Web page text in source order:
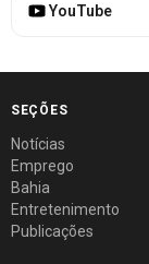
YouTube
SEÇÕES
Notícias
Emprego
Bahia
Entretenimento
Publicações